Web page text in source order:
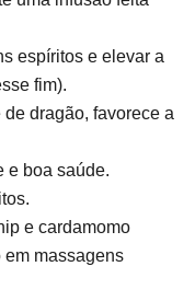
espíritos e elevar a
fim).
dragão, favorece a
e boa saúde.
e cardamomo
em massagens